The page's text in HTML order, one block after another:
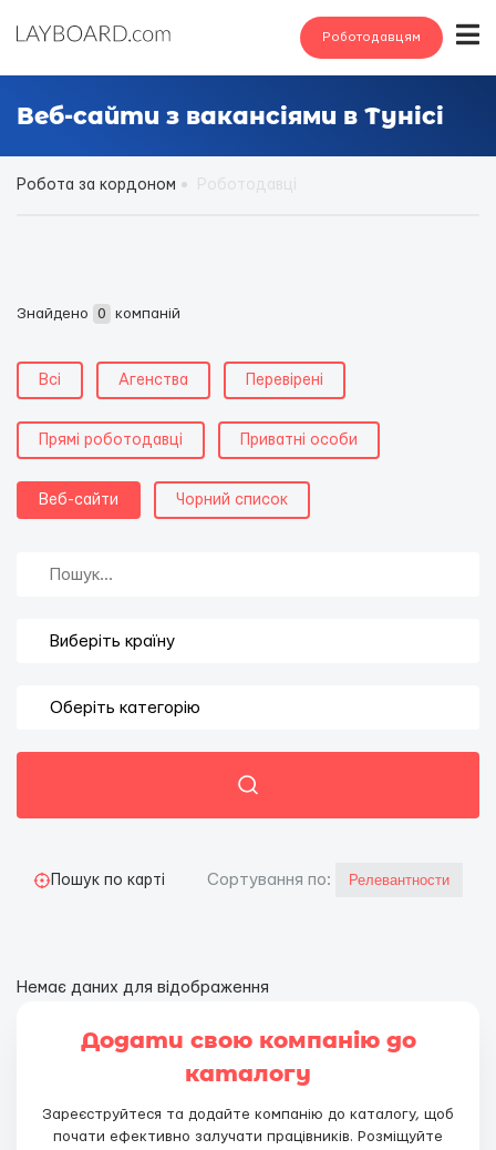
Роботодавцям
Веб-сайти з вакансіями в Тунісі
Робота за кордоном
Знайдено 0 компаній
Всі Агенства Перевірені
Прямі роботодавці Приватні особи
Веб-сайти Чорний список
Пошук по карті Сортування по:
Немає даних для відображення
Додати свою компанію до
каталогу
Зареєструйтеся та додайте компанію до каталогу, щоб
почати ефективно залучати працівників. Розміщуйте